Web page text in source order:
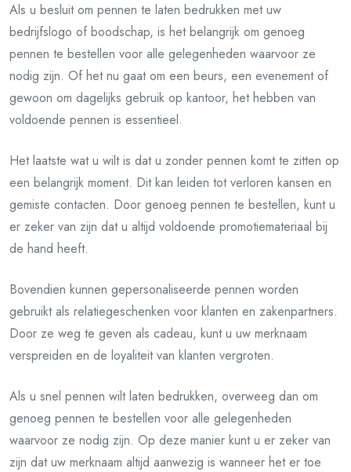
Als u besluit om pennen te laten bedrukken met uw
bedrijfslogo of boodschap, is het belangrijk om genoeg
pennen te bestellen voor alle gelegenheden waarvoor ze
nodig zijn. Of het nu gaat om een beurs, een evenement of
gewoon om dagelijks gebruik op kantoor, het hebben van
voldoende pennen is essentieel.
Het laatste wat u wilt is dat u zonder pennen komt te zitten op
een belangrijk moment. Dit kan leiden tot verloren kansen en
gemiste contacten. Door genoeg pennen te bestellen, kunt u
er zeker van zijn dat u altijd voldoende promotiemateriaal bij
de hand heeft.
Bovendien kunnen gepersonaliseerde pennen worden
gebruikt als relatiegeschenken voor klanten en zakenpartners.
Door ze weg te geven als cadeau, kunt u uw merknaam
verspreiden en de loyaliteit van klanten vergroten.
Als u snel pennen wilt laten bedrukken, overweeg dan om
genoeg pennen te bestellen voor alle gelegenheden
waarvoor ze nodig zijn. Op deze manier kunt u er zeker van
zijn dat uw merknaam altijd aanwezig is wanneer het er toe